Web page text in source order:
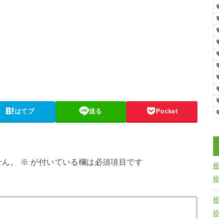
はてブ 送る Pocket
。 ※ が付いている欄は必須項目です